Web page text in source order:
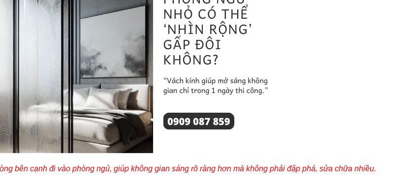
bên cạnh đi vào phòng ngủ, giúp không gian sáng rõ ràng hơn mà không phải đập phá, sửa chữa nhiều.